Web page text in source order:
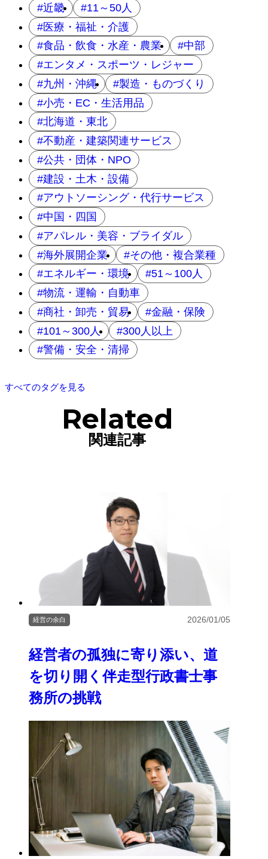
近畿
11～50人
医療・福祉・介護
食品・飲食・水産・農業
中部
エンタメ・スポーツ・レジャー
九州・沖縄
製造・ものづくり
小売・EC・生活用品
北海道・東北
不動産・建築関連サービス
公共・団体・NPO
建設・土木・設備
アウトソーシング・代行サービス
中国・四国
アパレル・美容・ブライダル
海外展開企業
その他・複合業種
エネルギー・環境
51～100人
物流・運輸・自動車
商社・卸売・貿易
金融・保険
101～300人
300人以上
警備・安全・清掃
すべてのタグを見る
Related
関連記事
経営者の孤独に寄り添い、道
を切り開く伴走型行政書士事
務所の挑戦
経営の余白 2026/01/05